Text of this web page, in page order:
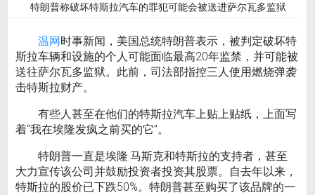
特朗普称破坏特斯拉汽车的罪犯可能会被送进萨尔瓦多监狱
温网 时事新闻，美国总统特朗普表示，被判定破坏特
斯拉车辆和设施的个人可能面临最高20年监禁，并可能被
送往萨尔瓦多监狱。此前，司法部指控三人使用燃烧弹袭
击特斯拉财产。
有些人甚至在他们的特斯拉汽车上贴上贴纸，上面写
着“我在埃隆发疯之前买的它”。
特朗普一直是埃隆·马斯克和特斯拉的支持者，甚至
大力宣传该公司并鼓励投资者投资其股票。自去年以来，
特斯拉的股价已下跌50%。特朗普甚至购买了该品牌的一